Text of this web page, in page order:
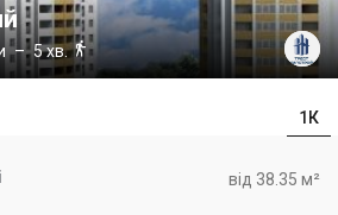
– 5 хв.
1К
від 38.35 м²